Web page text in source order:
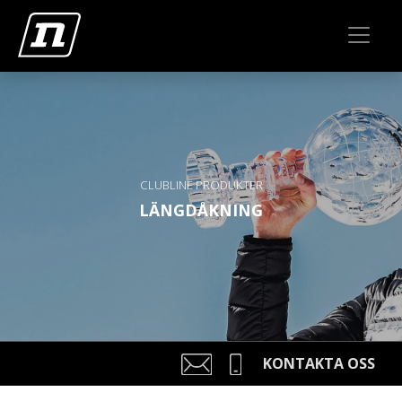
CLUBLINE PRODUKTER
LÄNGDÅKNING
KONTAKTA OSS